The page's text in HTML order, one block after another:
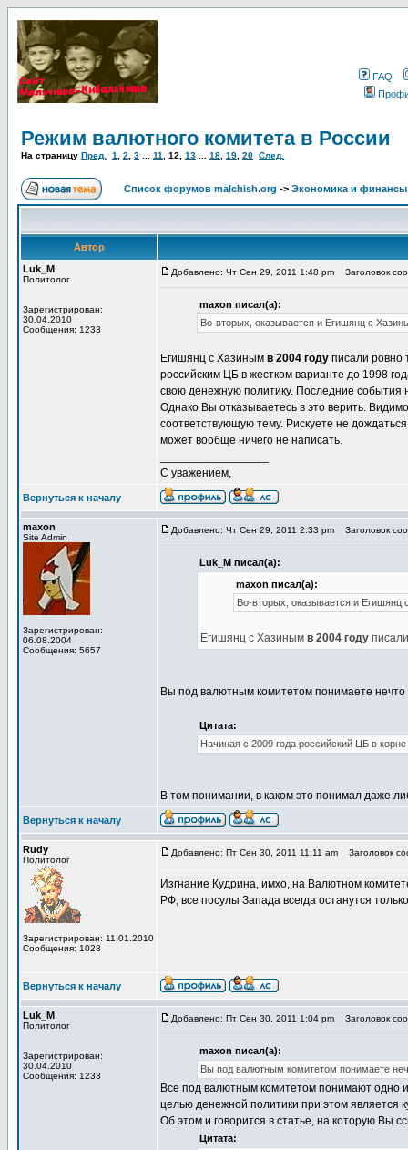
FAQ
Режим валютного комитета в России
На страницу Пред. 1 2 3 11 12 13 18 19 20 След.
Список форумов malchish.org -> Экономика и финансы
Автор
Luk_M
Политолог
Зарегистрирован:
30.04.2010
Сообщения: 1233
Добавлено: Чт Сен 29, 2011 1:48 pm Заголовок
maxon писал(а):
Во-вторых, оказывается и Егишянц с
Егишянц с Хазиным в 2004 году писали ровно
российским ЦБ в жестком варианте до 1998
свою денежную политику. Последние события
Однако Вы отказываетесь в это верить.
соответствующую тему. Рискуете не
может вообще ничего не написать.
С уважением,
Вернуться к началу
maxon
Site Admin
Зарегистрирован:
06.08.2004
Сообщения: 5657
Добавлено: Чт Сен 29, 2011 2:33 pm Заголовок
Luk_M писал(а):
maxon писал(а):
Во-вторых, оказывается и Егишянц
Егишянц с Хазиным в 2004 году
Вы под валютным комитетом понимаете
Цитата:
Начиная с 2009 года российский ЦБ в
В том понимании, в каком это понимал даже
Вернуться к началу
Rudy
Политолог
Зарегистрирован: 11.01.2010
Сообщения: 1028
Добавлено: Пт Сен 30, 2011 11:11 am Заголовок
Изгнание Кудрина, имхо, на Валютном
РФ, все посулы Запада всегда останутся
Вернуться к началу
Luk_M
Политолог
Зарегистрирован:
30.04.2010
Сообщения: 1233
Добавлено: Пт Сен 30, 2011 1:04 pm Заголовок
maxon писал(а):
Вы под валютным комитетом понимаете
Все под валютным комитетом понимают одно
целью денежной политики при этом является
Об этом и говорится в статье, на которую Вы
Цитата: